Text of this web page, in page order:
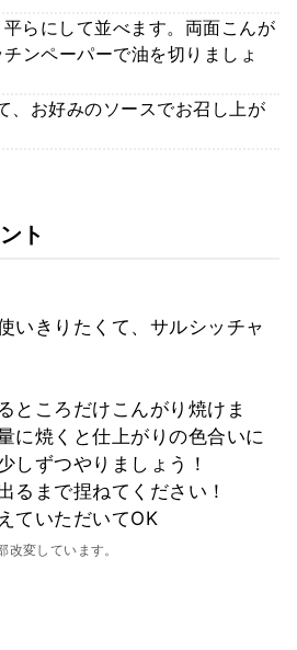
平らにして並べます。両面こんが
ンペーパーで油を切りましょ
、お好みのソースでお召し上が
ト
いきりたくて、サルシッチャ
ところだけこんがり焼けま
に焼くと仕上がりの色合いに
しずつやりましょう！
るまで捏ねてください！
ていただいてOK
変しています。